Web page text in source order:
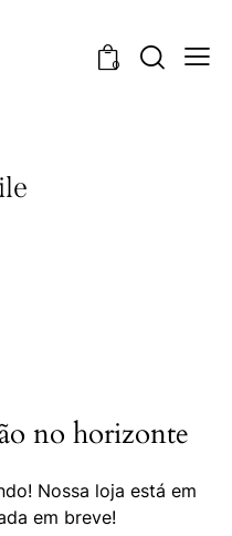
0
no horizonte
Nossa loja está em
em breve!